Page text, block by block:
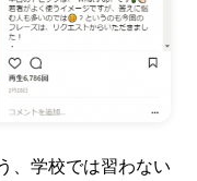
、学校では習わない